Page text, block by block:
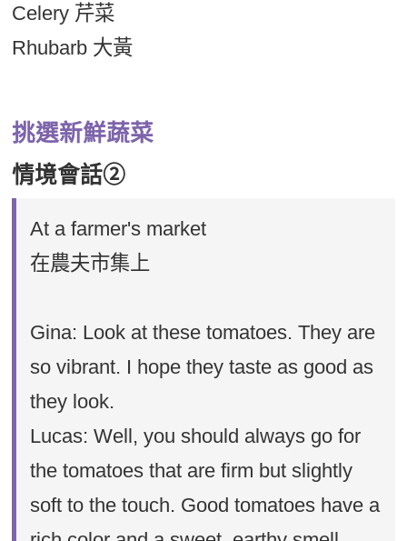
Celery 芹菜
Rhubarb 大黃
挑選新鮮蔬菜
情境會話➁
At a farmer's market
在農夫市集上
Gina: Look at these tomatoes. They are
so vibrant. I hope they taste as good as
they look.
Lucas: Well, you should always go for
the tomatoes that are firm but slightly
soft to the touch. Good tomatoes have a